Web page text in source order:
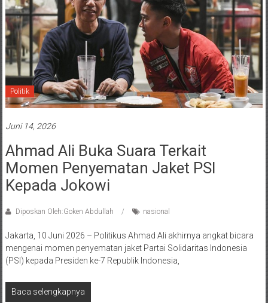
Politik
Juni 14, 2026
Ahmad Ali Buka Suara Terkait
Momen Penyematan Jaket PSI
Kepada Jokowi
Diposkan Oleh:Goken Abdullah nasional
Jakarta, 10 Juni 2026 – Politikus Ahmad Ali akhirnya angkat bicara
mengenai momen penyematan jaket Partai Solidaritas Indonesia
(PSI) kepada Presiden ke-7 Republik Indonesia,
Baca selengkapnya